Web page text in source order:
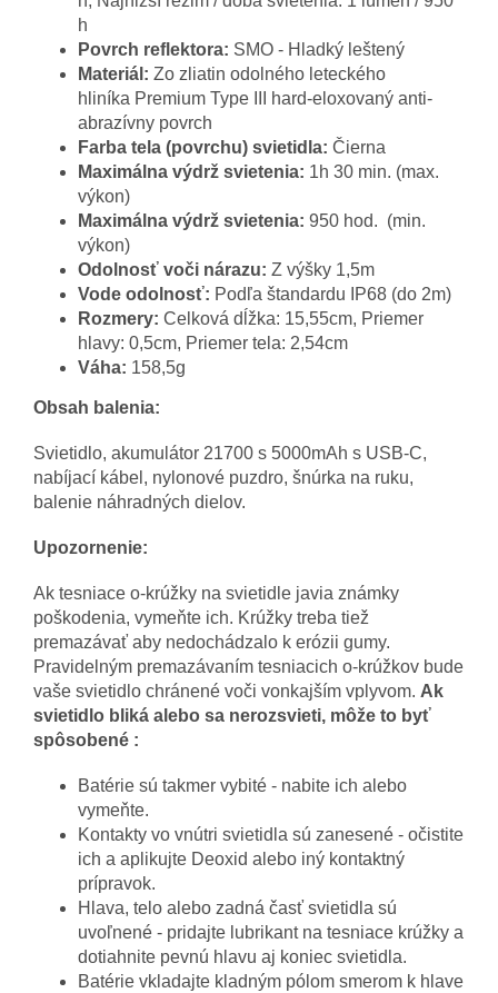
h
Povrch reflektora: SMO - Hladký leštený
Materiál: Zo zliatin odolného leteckého
hliníka Premium Type III hard-eloxovaný anti-
abrazívny povrch
Farba tela (povrchu) svietidla: Čierna
Maximálna výdrž svietenia: 1h 30 min. (max.
výkon)
Maximálna výdrž svietenia: 950 hod. (min.
výkon)
Odolnosť voči nárazu: Z výšky 1,5m
Vode odolnosť: Podľa štandardu IP68 (do 2m)
Rozmery: Celková dĺžka: 15,55cm, Priemer
hlavy: 0,5cm, Priemer tela: 2,54cm
Váha: 158,5g
Obsah balenia:
Svietidlo, akumulátor 21700 s 5000mAh s USB-C,
nabíjací kábel, nylonové puzdro, šnúrka na ruku,
balenie náhradných dielov.
Upozornenie:
Ak tesniace o-krúžky na svietidle javia známky
poškodenia, vymeňte ich. Krúžky treba tiež
premazávať aby nedochádzalo k erózii gumy.
Pravidelným premazávaním tesniacich o-krúžkov bude
vaše svietidlo chránené voči vonkajším vplyvom. Ak
svietidlo bliká alebo sa nerozsvieti, môže to byť
spôsobené :
Batérie sú takmer vybité - nabite ich alebo
vymeňte.
Kontakty vo vnútri svietidla sú zanesené - očistite
ich a aplikujte Deoxid alebo iný kontaktný
prípravok.
Hlava, telo alebo zadná časť svietidla sú
uvoľnené - pridajte lubrikant na tesniace krúžky a
dotiahnite pevnú hlavu aj koniec svietidla.
Batérie vkladajte kladným pólom smerom k hlave